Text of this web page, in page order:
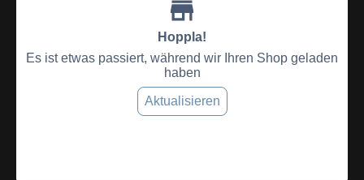
Hoppla!
Es ist etwas passiert, während wir Ihren Shop geladen
haben
Aktualisieren